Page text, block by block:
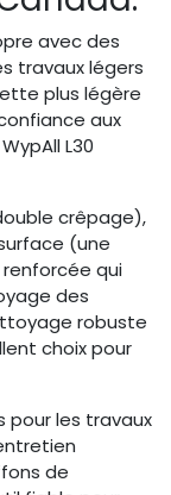
avec des
travaux légers
plus légère
aux
L30
crêpage),
(une
qui
des
robuste
choix pour
pour les travaux
de